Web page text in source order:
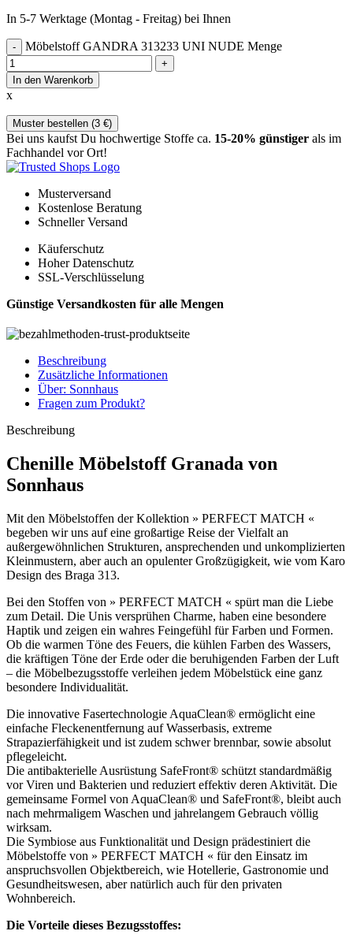
In 5-7 Werktage (Montag - Freitag) bei Ihnen
Möbelstoff GANDRA 313233 UNI NUDE Menge
In den Warenkorb
x
Muster bestellen (3 €)
Bei uns kaufst Du hochwertige Stoffe ca. 15-20% günstiger als im
Fachhandel vor Ort!
Musterversand
Kostenlose Beratung
Schneller Versand
Käuferschutz
Hoher Datenschutz
SSL-Verschlüsselung
Günstige Versandkosten für alle Mengen
Beschreibung
Zusätzliche Informationen
Über: Sonnhaus
Fragen zum Produkt?
Beschreibung
Chenille Möbelstoff Granada von
Sonnhaus
Mit den Möbelstoffen der Kollektion » PERFECT MATCH «
begeben wir uns auf eine großartige Reise der Vielfalt an
außergewöhnlichen Strukturen, ansprechenden und unkomplizierten
Kleinmustern, aber auch an opulenter Großzügigkeit, wie vom Karo
Design des Braga 313.
Bei den Stoffen von » PERFECT MATCH « spürt man die Liebe
zum Detail. Die Unis versprühen Charme, haben eine besondere
Haptik und zeigen ein wahres Feingefühl für Farben und Formen.
Ob die warmen Töne des Feuers, die kühlen Farben des Wassers,
die kräftigen Töne der Erde oder die beruhigenden Farben der Luft
– die Möbelbezugsstoffe verleihen jedem Möbelstück eine ganz
besondere Individualität.
Die innovative Fasertechnologie AquaClean® ermöglicht eine
einfache Fleckenentfernung auf Wasserbasis, extreme
Strapazierfähigkeit und ist zudem schwer brennbar, sowie absolut
pflegeleicht.
Die antibakterielle Ausrüstung SafeFront® schützt standardmäßig
vor Viren und Bakterien und reduziert effektiv deren Aktivität. Die
gemeinsame Formel von AquaClean® und SafeFront®, bleibt auch
nach mehrmaligem Waschen und jahrelangem Gebrauch völlig
wirksam.
Die Symbiose aus Funktionalität und Design prädestiniert die
Möbelstoffe von » PERFECT MATCH « für den Einsatz im
anspruchsvollen Objektbereich, wie Hotellerie, Gastronomie und
Gesundheitswesen, aber natürlich auch für den privaten
Wohnbereich.
Die Vorteile dieses Bezugsstoffes: